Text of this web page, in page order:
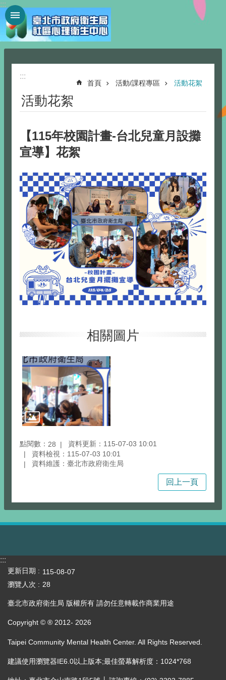
跳到主要內容區塊
:::
:::
首頁 活動/課程專區 活動花絮
活動花絮
【115年校園計畫-台北兒童月設攤
宣導】花絮
相關圖片
點閱數： 28
資料更新：115-07-03 10:01
資料檢視：115-07-03 10:01
資料維護：臺北市政府衛生局
回上一頁
:::
更新日期
115-08-07
瀏覽人次
28
臺北市政府衛生局 版權所有 請勿任意轉載作商業用途
Copyright © ® 2012- 2026
Taipei Community Mental Health Center. All Rights Reserved.
建議使用瀏覽器IE6.0以上版本;最佳螢幕解析度：1024*768